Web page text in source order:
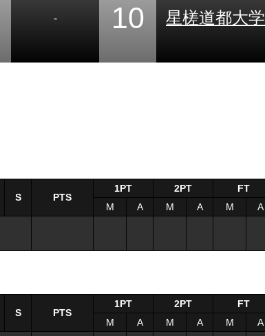
- 10 星槎道都大学
S PTS
1PT 2PT
FT
M
A M A M A
S PTS
1PT 2PT
FT
M
A M A M A